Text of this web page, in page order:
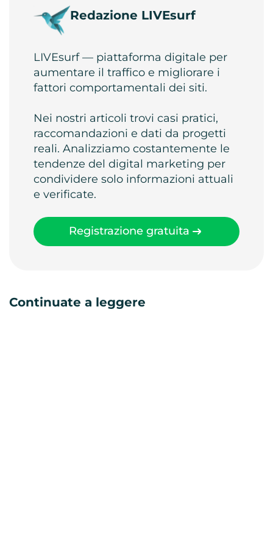
Redazione LIVEsurf
LIVEsurf — piattaforma digitale per
aumentare il traffico e migliorare i
fattori comportamentali dei siti.
Nei nostri articoli trovi casi pratici,
raccomandazioni e dati da progetti
reali. Analizziamo costantemente le
tendenze del digital marketing per
condividere solo informazioni attuali
e verificate.
Registrazione gratuita
Continuate a leggere